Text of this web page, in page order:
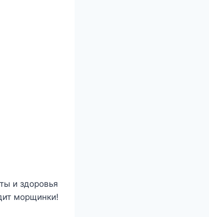
и здоровья
морщинки!